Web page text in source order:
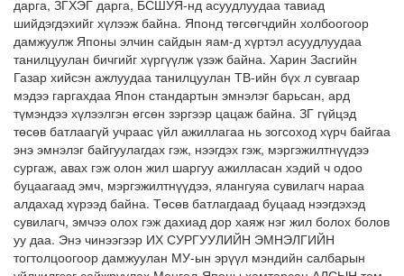
дарга, ЗГХЭГ дарга, БСШУЯ-нд асуудлуудаа тавиад
шийдэгдэхийг хүлээж байна. Японд төгсөгчдийн холбоогоор
дамжуулж Японы элчин сайдын яам-д хүртэл асуудлуудаа
танилцуулан бичгийг хүргүүлж үзэж байна. Харин Засгийн
Газар хийсэн ажлуудаа танилцуулан ТВ-ийн бүх л сувгаар
мэдээ гаргахдаа Япон стандартын эмнэлэг барьсан, ард
түмэндээ хүлээлгэн өгсөн зэргээр цацаж байна. ЗГ гүйцэд
төсөв батлаагүй учраас үйл ажиллагаа нь зогсоход хүрч байгаа
энэ эмнэлэг байгуулагдах гэж, нээгдэх гэж, мэргэжилтнүүдээ
сургаж, авах гэж олон жил шаргуу ажилласан хэдий ч одоо
буцаагаад эмч, мэргэжилтнүүдээ, ялангуяа сувилагч нараа
алдахад хүрээд байна. Төсөв батлагдаад буцаад нээгдэхэд
сувилагч, эмчээ олох гэж дахиад дор хаяж нэг жил болох болов
уу даа. Энэ чинээгээр ИХ СУРГУУЛИЙН ЭМНЭЛГИЙН
тогтолцоогоор дамжуулан МУ-ын эрүүл мэндийн салбарын